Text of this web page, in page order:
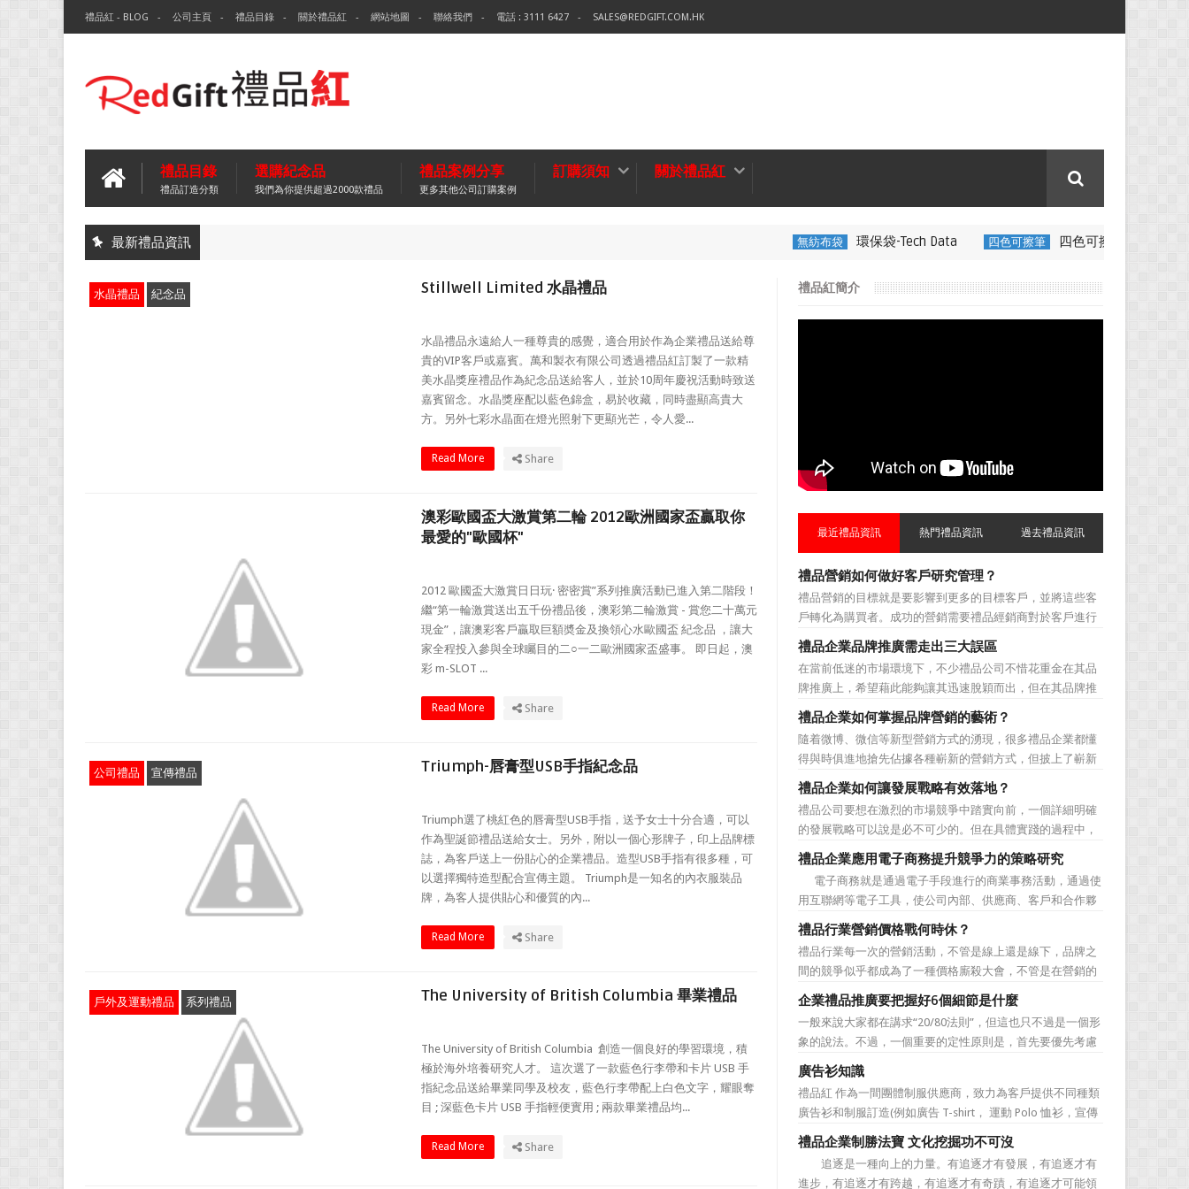
禮品紅 - BLOG 公司主頁 禮品目錄 關於禮品紅 網站地圖 聯絡我們 電話 : 3111 6427 SALES@REDGIFT.COM.HK
禮品目錄
禮品訂造分類
選購紀念品
我們為你提供超過2000款禮品
禮品案例分享
更多其他公司訂購案例
訂購須知 關於禮品紅
最新禮品資訊 環保袋-Tech Data 四色可擦筆 四色可擦筆-百通電纜
水晶禮品 紀念品 Stillwell Limited 水晶禮品
水晶禮品永遠給人一種尊貴的感覺，適合用於作為企業禮品送給尊
貴的VIP客戶或嘉賓。萬和製衣有限公司透過禮品紅訂製了一款精
美水晶獎座禮品作為紀念品送給客人，並於10周年慶祝活動時致送
嘉賓留念。水晶獎座配以藍色錦盒，易於收藏，同時盡顯高貴大
方。另外七彩水晶面在燈光照射下更顯光芒，令人愛...
Read More Share
澳彩歐國盃大激賞第二輪 2012歐洲國家盃贏取你
最愛的"歐國杯"
2012 歐國盃大激賞日日玩· 密密賞”系列推廣活動已進入第二階段！
繼“第一輪激賞送出五千份禮品後，澳彩第二輪激賞 - 賞您二十萬元
現金”，讓澳彩客戶贏取巨額奬金及換領心水歐國盃 紀念品 ，讓大
家全程投入參與全球矚目的二○一二歐洲國家盃盛事。 即日起，澳
彩 m-SLOT ...
Read More Share
公司禮品 宣傳禮品 Triumph-唇膏型USB手指紀念品
Triumph選了桃紅色的唇膏型USB手指，送予女士十分合適，可以
作為聖誕節禮品送給女士。另外，附以一個心形牌子，印上品牌標
誌，為客戶送上一份貼心的企業禮品。造型USB手指有很多種，可
以選擇獨特造型配合宣傳主題。 Triumph是一知名的內衣服裝品
牌，為客人提供貼心和優質的內...
Read More Share
戶外及運動禮品 系列禮品 The University of British Columbia 畢業禮品
The University of British Columbia 創造一個良好的學習環境，積
極於海外培養研究人才。 這次選了一款藍色行李帶和卡片 USB 手
指紀念品送給畢業同學及校友，藍色行李帶配上白色文字，耀眼奪
目 ; 深藍色卡片 USB 手指輕便實用 ; 兩款畢業禮品均...
Read More Share
禮品紅簡介
最近禮品資訊 熱門禮品資訊 過去禮品資訊
禮品營銷如何做好客戶研究管理？
禮品營銷的目標就是要影響到更多的目標客戶，並將這些客
戶轉化為購買者。成功的營銷需要禮品經銷商對於客戶進行
相應的分類，了解不同類型客戶的貢獻度，從而有的放矢的
制定相應的營銷對策，而這需要對於客戶研究方面更多地投
入，這不僅是銷售環節的事，也需要營銷管理策略的整體支
持。具體來說，有以下...
禮品企業品牌推廣需走出三大誤區
在當前低迷的市場環境下，不少禮品公司不惜花重金在其品
牌推廣上，希望藉此能夠讓其迅速脫穎而出，但在其品牌推
廣的營銷管理思路上，也有許多禮品企業走入了幾大誤區而
無法自拔，這其中，最為常見的誤區有： 誤區一：不清
楚品牌到底在表達什麼 很多禮品企業在推廣品牌之前，
不知道到...
禮品企業如何掌握品牌營銷的藝術？
隨着微博、微信等新型營銷方式的湧現，很多禮品企業都懂
得與時俱進地搶先佔據各種嶄新的營銷方式，但披上了嶄新
的營銷軀殼，卻沒有掌握營銷的靈魂。要知道，營銷真正的
價值不是將品牌鋪設到消費者眼前，而是將品牌印到消費者
心裡 與消費者的心理距離的拉近，並不是一朝一夕的事
情，需要做好持...
禮品企業如何讓發展戰略有效落地？
禮品公司要想在激烈的市場競爭中踏實向前，一個詳細明確
的發展戰略可以說是必不可少的。但在具體實踐的過程中，
如何將其貫徹執行也是一大難處。究其原因，一則是計劃不
如變化快，真的按戰略規划去做可能會帶來風險。二則是新
戰略往往與老闆的成功經驗不完全一致，原有路徑的依賴又
令人感到不執行戰略日...
禮品企業應用電子商務提升競爭力的策略研究
電子商務就是通過電子手段進行的商業事務活動，通過使
用互聯網等電子工具，使公司內部、供應商、客戶和合作夥
伴之間，利用電子業務共享信息，實現企業間業務流程的電
子化，配合企業內部的電子化生產管理系統，提高企業的生
產、庫存、流通和資金等各個環節的效率。它具有結構性、
動態性、社...
禮品行業營銷價格戰何時休？
禮品行業每一次的營銷活動，不管是線上還是線下，品牌之
間的競爭似乎都成為了一種價格廝殺大會，不管是在營銷的
主題推廣之中、產品的介紹之中還是旗艦店的推廣之中，“年
度最低”、“全網最低”等字眼標牌出處皆是。禮品公司都將消
費者的目光鎖定在了價格之上。禮品行業的營銷價格戰究竟
何時可以休止？...
企業禮品推廣要把握好6個細節是什麼
一般來說大家都在講求“20/80法則”，但這也只不過是一個形
象的說法。不過，一個重要的定性原則是，首先要優先考慮
縣級渠道成員，而後再兼顧地市級經銷商，最好是把二者的
積極性都調動起來。在這些禮品發放的過程中，在時間和時
機交錯上也要給與較多地考慮。從目前潤滑油產品推廣的常
見形式來看，...
廣告衫知識
禮品紅 作為一間團體制服供應商，致力為客戶提供不同種類
廣告衫和制服訂造(例如廣告 T-shirt， 運動 Polo 恤衫，宣傳
背心，風褸外套禮品，訂造球衣等)，從公司員工制服，到不
同宣傳活動用的制服。禮品紅都可以為客戶度身...
禮品企業制勝法寶 文化挖掘功不可沒
追逐是一種向上的力量。有追逐才有發展，有追逐才有
進步，有追逐才有跨越，有追逐才有奇蹟，有追逐才可能領